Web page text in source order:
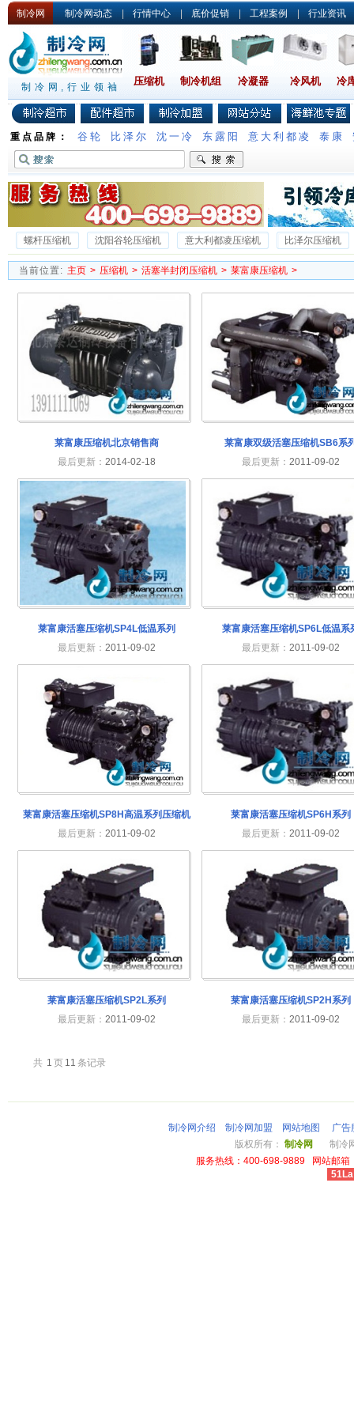
制冷网 制冷网动态 | 行情中心 | 底价促销 | 工程案例 | 行业资讯
制冷网,行业领袖 压缩机 制冷机组 冷凝器 冷风机 冷
重点品牌： 谷轮 比泽尔 沈一冷 东露阳 意大利都凌 泰康
螺杆压缩机 沈阳谷轮压缩机 意大利都凌压缩机
比泽尔压缩机
沈一冷半封闭压缩机
德国谷轮压缩机 沃克压缩机
雪梅压缩机
当前位置: 主页 > 压缩机 > 活塞半封闭压缩机 > 莱富康压缩机 >
莱富康压缩机北京销售商
最后更新： 2014-02-18
莱富康双级活塞压缩机SB6系
最后更新： 2011-09-02
莱富康活塞压缩机SP4L低温系列
最后更新： 2011-09-02
莱富康活塞压缩机SP6L低温系
最后更新： 2011-09-02
莱富康活塞压缩机SP8H高温系列压缩机
最后更新： 2011-09-02
莱富康活塞压缩机SP6H系列
最后更新： 2011-09-02
莱富康活塞压缩机SP2L系列
最后更新： 2011-09-02
莱富康活塞压缩机SP2H系列
最后更新： 2011-09-02
共 1 页 11 条记录
制冷网介绍 制冷网加盟 网站地图
广告
版权所有： 制冷网
制冷网
服务热线：400-698-9889 网站邮
51La